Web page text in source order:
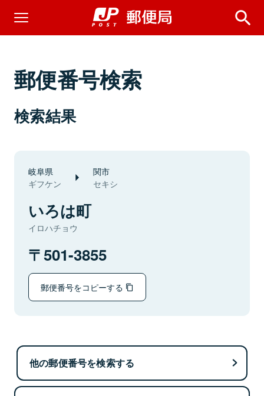
郵便番号検索
検索結果
岐阜県
ギフケン
関市
セキシ
いろは町
イロハチョウ
501-3855
郵便番号をコピーする
他の郵便番号を検索する